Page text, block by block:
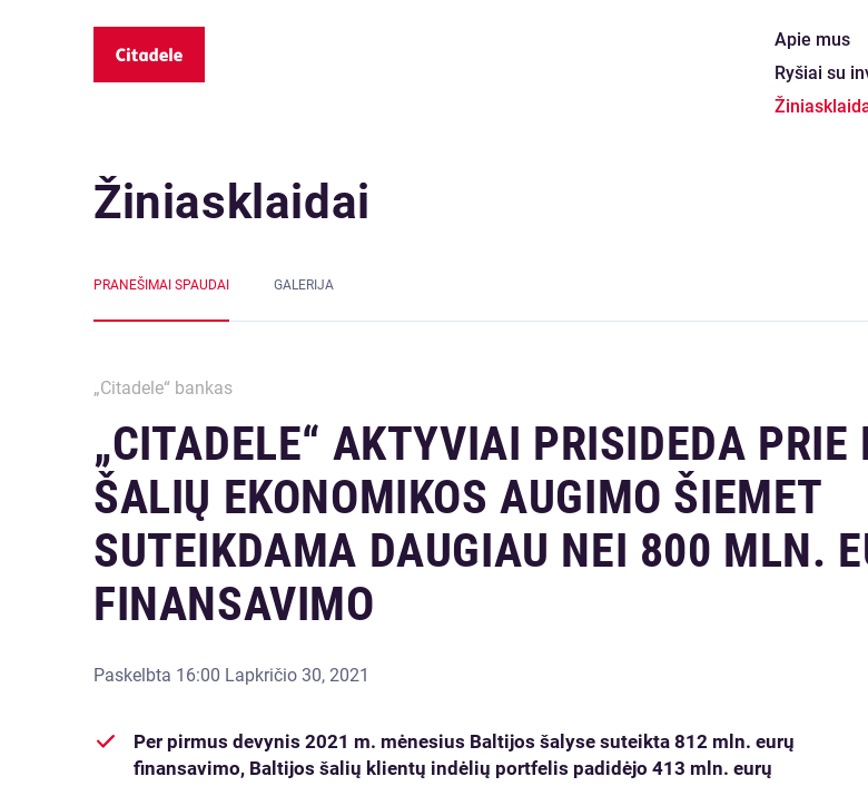
Apie mus
Ryšiai su
Žiniasklaidai
PRANEŠIMAI SPAUDAI GALERIJA
„Citadele“ bankas
„CITADELE“ AKTYVIAI PRISIDEDA PRIE
ŠALIŲ EKONOMIKOS AUGIMO ŠIEMET
SUTEIKDAMA DAUGIAU NEI 800 MLN.
FINANSAVIMO
Paskelbta 16:00 Lapkričio 30, 2021
Per pirmus devynis 2021 m. mėnesius Baltijos šalyse suteikta 812 mln. eurų
finansavimo, Baltijos šalių klientų indėlių portfelis padidėjo 413 mln. eurų